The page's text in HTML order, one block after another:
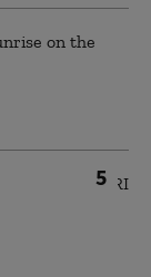
5